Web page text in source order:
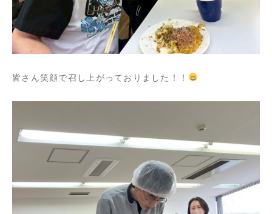
皆さん笑顔で召し上がっておりました！！